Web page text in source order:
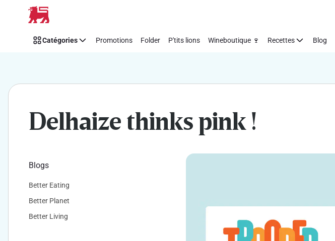
Passer
Soutenez
facilement
Catégories Promotions Folder P'tits lions Wineboutique 🍷 Recettes Blog
Delhaize thinks pink !
Blogs
Better Eating
Better Planet
Better Living